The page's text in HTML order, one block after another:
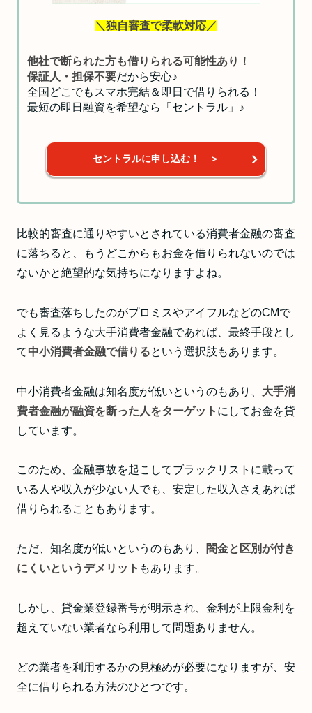
＼独自審査で柔軟対応／
他社で断られた方も借りられる可能性あり！
保証人・担保不要だから安心♪
全国どこでもスマホ完結＆即日で借りられる！
最短の即日融資を希望なら「セントラル」♪
セントラルに申し込む！ ＞
比較的審査に通りやすいとされている消費者金融の審査
に落ちると、もうどこからもお金を借りられないのでは
ないかと絶望的な気持ちになりますよね。
でも審査落ちしたのがプロミスやアイフルなどのCMで
よく見るような大手消費者金融であれば、最終手段とし
て中小消費者金融で借りるという選択肢もあります。
中小消費者金融は知名度が低いというのもあり、 大手消
費者金融が融資を断った人をターゲット にしてお金を貸
しています。
このため、金融事故を起こしてブラックリストに載って
いる人や収入が少ない人でも、安定した収入さえあれば
借りられることもあります。
ただ、知名度が低いというのもあり、
闇金と区別が付き
にくいというデメリット もあります。
しかし、貸金業登録番号が明示され、金利が上限金利を
超えていない業者なら利用して問題ありません。
どの業者を利用するかの見極めが必要になりますが、安
全に借りられる方法のひとつです。